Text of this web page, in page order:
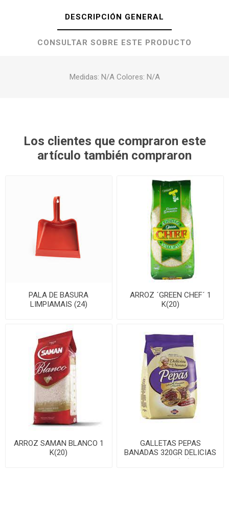
DESCRIPCIÓN GENERAL
CONSULTAR SOBRE ESTE PRODUCTO
Medidas: N/A Colores: N/A
Los clientes que compraron este
artículo también compraron
PALA DE BASURA
LIMPIAMAIS (24)
ARROZ ´GREEN CHEF´ 1
K(20)
ARROZ SAMAN BLANCO 1
K(20)
GALLETAS PEPAS
BANADAS 320GR DELICIAS
NONNA (16)